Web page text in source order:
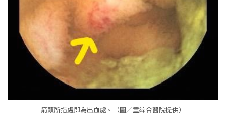
箭頭所指處即為出血處。（圖／童綜合醫院提供）